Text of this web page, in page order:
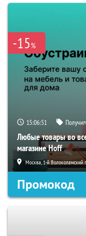
-15%
15:06:50
Любые товары во
магазине Hoff
Москва, 1-й Волоколамский
Промокод